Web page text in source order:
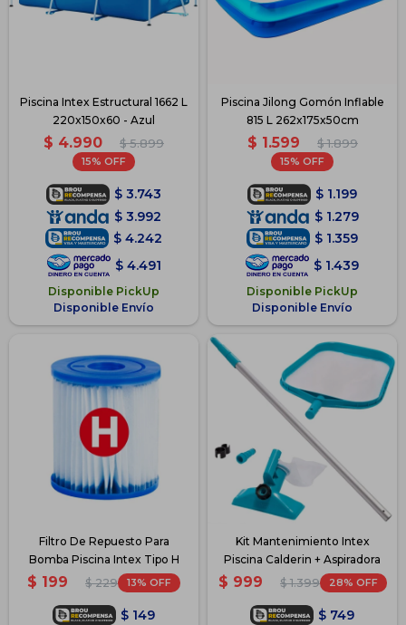
Piscina Intex Estructural 1662 L
220x150x60 - Azul
$ 4.990 $ 5.899
15
$ 3.743
$ 3.992
$ 4.242
$ 4.491
Disponible PickUp
Disponible Envío
Piscina Jilong Gomón Inflable
815 L 262x175x50cm
$ 1.599 $ 1.899
15
$ 1.199
$ 1.279
$ 1.359
$ 1.439
Disponible PickUp
Disponible Envío
Filtro De Repuesto Para
Bomba Piscina Intex Tipo H
$ 199 $ 229 13
$ 149
Kit Mantenimiento Intex
Piscina Calderin + Aspiradora
$ 999 $ 1.399 28
$ 749